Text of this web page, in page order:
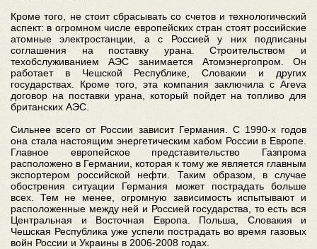
Кроме того, не стоит сбрасывать со счетов и технологический
аспект: в огромном числе европейских стран стоят российские
атомные электростанции, а с Россией у них подписаны
соглашения на поставку урана. Строительством и
техобслуживанием АЭС занимается Атомэнергопром. Он
работает в Чешской Республике, Словакии и других
государствах. Кроме того, эта компания заключила с Areva
договор на поставки урана, который пойдет на топливо для
британских АЭС.
Сильнее всего от России зависит Германия. С 1990-х годов
она стала настоящим энергетическим хабом России в Европе.
Главное европейское представительство Газпрома
расположено в Германии, которая к тому же является главным
экспортером российской нефти. Таким образом, в случае
обострения ситуации Германия может пострадать больше
всех. Тем не менее, огромную зависимость испытывают и
расположенные между ней и Россией государства, то есть вся
Центральная и Восточная Европа. Польша, Словакия и
Чешская Республика уже успели пострадать во время газовых
войн России и Украины в 2006-2008 годах.